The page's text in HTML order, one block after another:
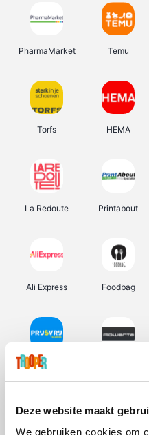
Deze website maakt
We gebruiken cookies om
PharmaMarket Temu
Torfs HEMA
La Redoute Printabout
Ali Express Foodbag
Prijsvrij